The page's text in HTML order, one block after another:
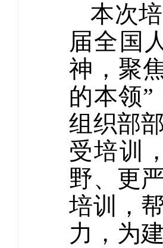
本次
届全国
神，聚
的本领
组织部
受培训
野、更
培训，
力，为